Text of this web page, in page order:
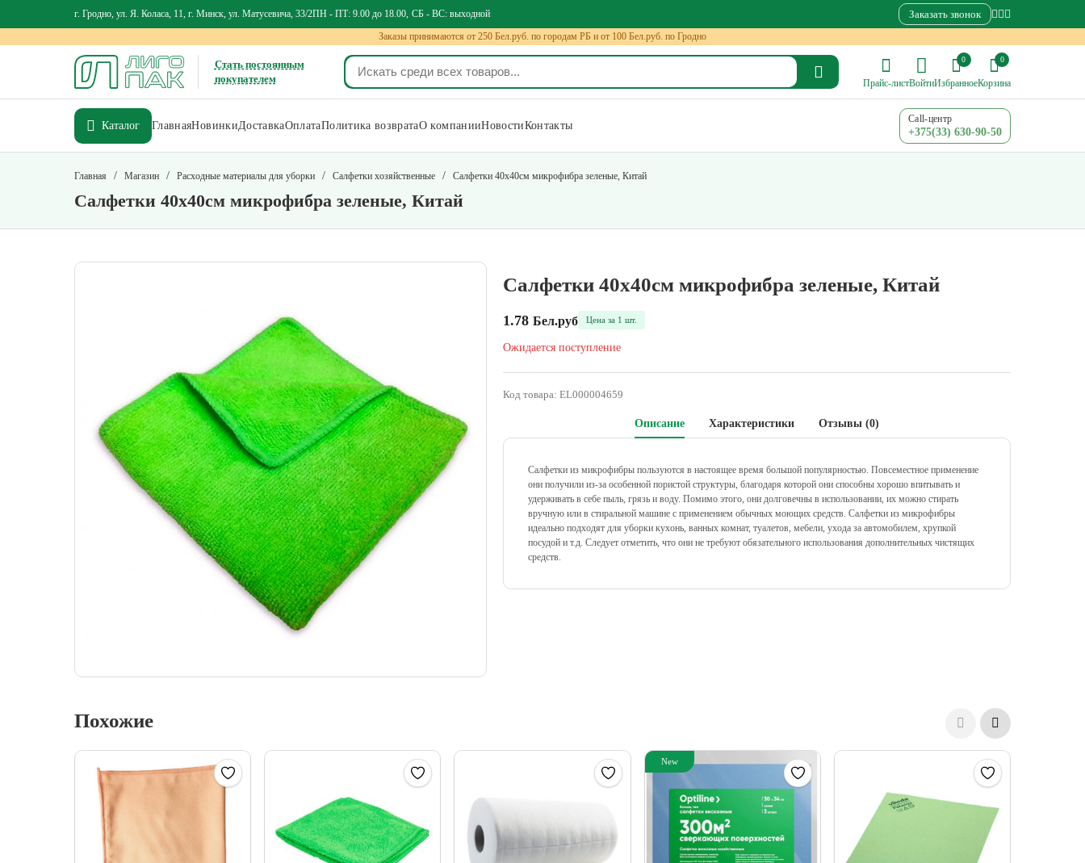
г. Гродно, ул. Я. Коласа, 11, г. Минск, ул. Матусевича, 33/2ПН - ПТ: 9.00 до 18.00 СБ - ВС: выходной Заказать звонок
Заказы принимаются от 250 Бел.руб. по городам РБ и от 100 Бел.руб. по Гродно
Стать постоянным
покупателем
Прайс-листВойти
0
Избранное
0
Корзина
Каталог ГлавнаяНовинкиДоставкаОплатаПолитика возвратаО компанииНовостиКонтакты
Call-центр
+375(33) 630-90-50
Главная / Магазин / Расходные материалы для уборки / Салфетки хозяйственные / Салфетки 40х40см микрофибра зеленые, Китай
Салфетки 40х40см микрофибра зеленые, Китай
Салфетки 40х40см микрофибра зеленые, Китай
1.78 Бел.руб Цена за 1 шт.
Ожидается поступление
Код товара: EL000004659
Описание Характеристики Отзывы (0)
Салфетки из микрофибры пользуются в настоящее время большой популярностью. Повсеместное применение
они получили из-за особенной пористой структуры, благодаря которой они способны хорошо впитывать и
удерживать в себе пыль, грязь и воду. Помимо этого, они долговечны в использовании, их можно стирать
вручную или в стиральной машине с применением обычных моющих средств. Салфетки из микрофибры
идеально подходят для уборки кухонь, ванных комнат, туалетов, мебели, ухода за автомобилем, хрупкой
посудой и т.д. Следует отметить, что они не требуют обязательного использования дополнительных чистящих
средств.
Похожие
New